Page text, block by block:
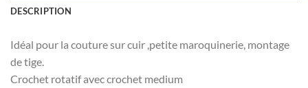
DESCRIPTION
Idéal pour la couture sur cuir ,petite maroquinerie, montage
de tige.
Crochet rotatif avec crochet medium